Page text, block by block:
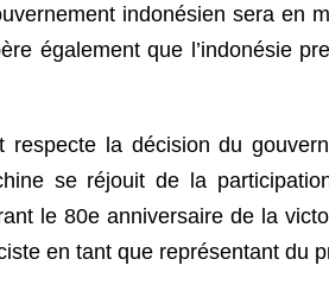
indonésien sera en
également que l’indonésie
respecte la décision du
se réjouit de la
le 80e anniversaire de la
en tant que représentant du